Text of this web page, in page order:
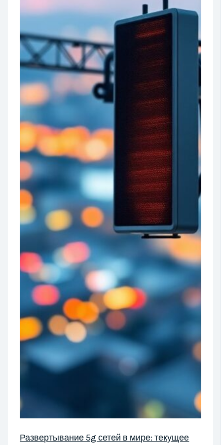
Развертывание 5g сетей в мире: текущее